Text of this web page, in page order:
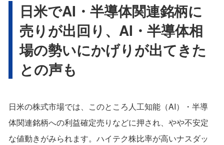
日米でAI・半導体関連銘柄に
売りが出回り、AI・半導体相
場の勢いにかげりが出てきた
との声も
日米の株式市場では、このところ人工知能（AI）・半導
体関連銘柄への利益確定売りなどに押され、やや不安定
な値動きがみられます。ハイテク株比率が高いナスダッ